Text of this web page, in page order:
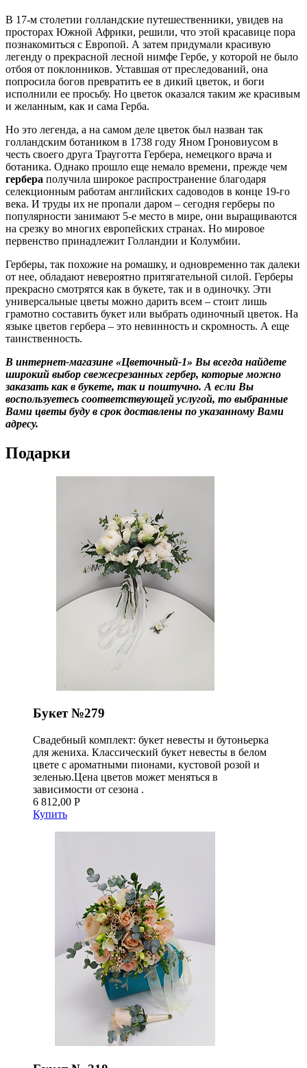
В 17-м столетии голландские путешественники, увидев на
просторах Южной Африки, решили, что этой красавице пора
познакомиться с Европой. А затем придумали красивую
легенду о прекрасной лесной нимфе Гербе, у которой не было
отбоя от поклонников. Уставшая от преследований, она
попросила богов превратить ее в дикий цветок, и боги
исполнили ее просьбу. Но цветок оказался таким же красивым
и желанным, как и сама Герба.
Но это легенда, а на самом деле цветок был назван так
голландским ботаником в 1738 году Яном Гроновиусом в
честь своего друга Трауготта Гербера, немецкого врача и
ботаника. Однако прошло еще немало времени, прежде чем
гербера получила широкое распространение благодаря
селекционным работам английских садоводов в конце 19-го
века. И труды их не пропали даром – сегодня герберы по
популярности занимают 5-е место в мире, они выращиваются
на срезку во многих европейских странах. Но мировое
первенство принадлежит Голландии и Колумбии.
Герберы, так похожие на ромашку, и одновременно так далеки
от нее, обладают невероятно притягательной силой. Герберы
прекрасно смотрятся как в букете, так и в одиночку. Эти
универсальные цветы можно дарить всем – стоит лишь
грамотно составить букет или выбрать одиночный цветок. На
языке цветов гербера – это невинность и скромность. А еще
таинственность.
В интернет-магазине «Цветочный-1» Вы всегда найдете
широкий выбор свежесрезанных гербер, которые можно
заказать как в букете, так и поштучно. А если Вы
воспользуетесь соответствующей услугой, то выбранные
Вами цветы буду в срок доставлены по указанному Вами
адресу.
Подарки
Букет №279
Свадебный комплект: букет невесты и бутоньерка
для жениха. Классический букет невесты в белом
цвете с ароматными пионами, кустовой розой и
зеленью.Цена цветов может меняться в
зависимости от сезона .
6 812,00 Р
Купить